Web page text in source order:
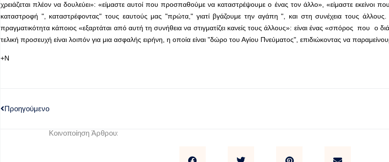
χρειάζεται πλέον να δουλεύει»: «είμαστε αυτοί που προσπαθούμε να καταστρέψουμε ο ένας τον άλλο», «είμαστε εκείνοι
καταστροφή ", καταστρέφοντας" τους εαυτούς μας "πρώτα," γιατί βγάζουμε την αγάπη ", και στη συνέχεια τους
πραγματικότητα κάποιος «εξαρτάται από αυτή τη συνήθεια να στιγματίζει κανείς τους άλλους»: είναι ένας «σπόρος που ο
τελική προσευχή είναι λοιπόν για μια ασφαλής ειρήνη, η οποία είναι "δώρο του Αγίου Πνεύματος", επιδιώκοντας να
+Ν
Προηγούμενο
Κοινοποίηση Άρθρου: